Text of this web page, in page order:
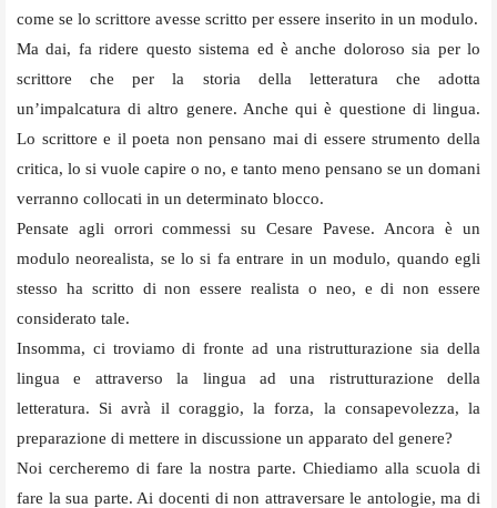
come se lo scrittore avesse scritto per essere inserito in un modulo.
Ma dai, fa ridere questo sistema ed è anche doloroso sia per lo
scrittore che per la storia della letteratura che adotta
un’impalcatura di altro genere. Anche qui è questione di lingua.
Lo scrittore e il poeta non pensano mai di essere strumento della
critica, lo si vuole capire o no, e tanto meno pensano se un domani
verranno collocati in un determinato blocco.
Pensate agli orrori commessi su Cesare Pavese. Ancora è un
modulo neorealista, se lo si fa entrare in un modulo, quando egli
stesso ha scritto di non essere realista o neo, e di non essere
considerato tale.
Insomma, ci troviamo di fronte ad una ristrutturazione sia della
lingua e attraverso la lingua ad una ristrutturazione della
letteratura. Si avrà il coraggio, la forza, la consapevolezza, la
preparazione di mettere in discussione un apparato del genere?
Noi cercheremo di fare la nostra parte. Chiediamo alla scuola di
fare la sua parte. Ai docenti di non attraversare le antologie, ma di